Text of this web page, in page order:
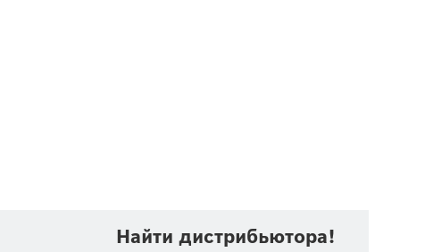
Найти дистрибьютора!